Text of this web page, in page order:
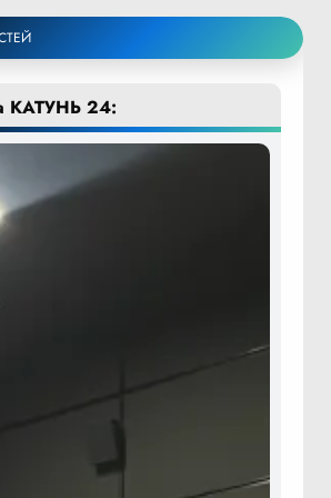
КАТУНЬ 24: